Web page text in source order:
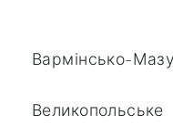
Вармінсько-
Великопольське